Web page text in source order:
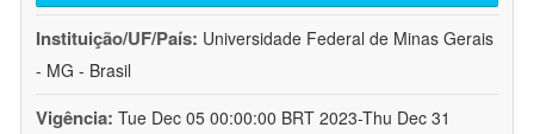
Instituição/UF/País: Universidade Federal de Minas Gerais
- MG - Brasil
Vigência: Tue Dec 05 00:00:00 BRT 2023-Thu Dec 31